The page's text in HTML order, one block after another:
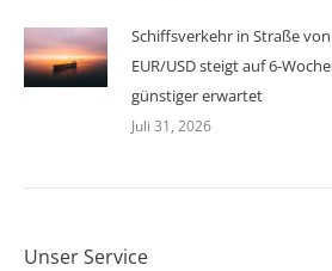
Schiffsverkehr in Straße
EUR/USD steigt auf 6-
günstiger erwartet
Juli 31, 2026
Unser Service